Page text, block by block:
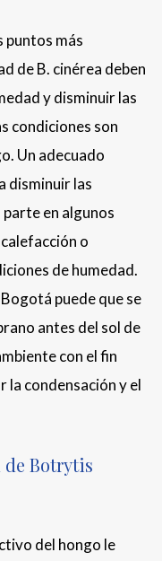
puntos más
de B. cinérea deben
y disminuir las
condiciones son
Un adecuado
disminuir las
en algunos
o
de humedad.
puede que se
antes del sol de
con el fin
la condensación y el
Botrytis
del hongo le